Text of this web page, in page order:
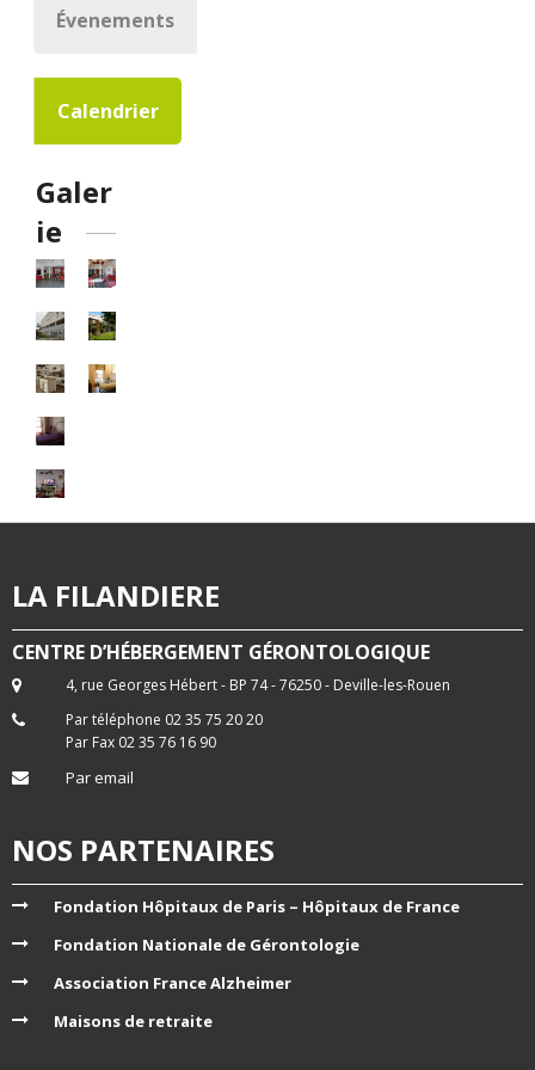
Évenements
Calendrier
Galer
ie
LA FILANDIERE
CENTRE D’HÉBERGEMENT GÉRONTOLOGIQUE
4, rue Georges Hébert - BP 74 - 76250 - Deville-les-Rouen
Par téléphone 02 35 75 20 20
Par Fax 02 35 76 16 90
Par email
NOS PARTENAIRES
Fondation Hôpitaux de Paris – Hôpitaux de France
Fondation Nationale de Gérontologie
Association France Alzheimer
Maisons de retraite